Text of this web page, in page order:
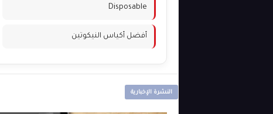
Disposable
أفضل أكياس النيكوتين
النشرة الإخبارية